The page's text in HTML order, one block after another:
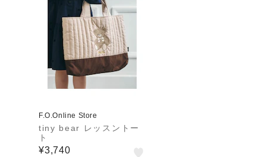
F.O.Online Store
tiny bear レッスントー
ト
¥3,740